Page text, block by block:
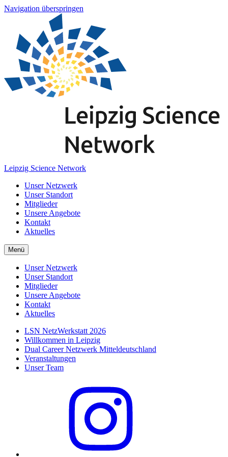
Navigation überspringen
Leipzig Science Network
Unser Netzwerk
Unser Standort
Mitglieder
Unsere Angebote
Kontakt
Aktuelles
Menü
Unser Netzwerk
Unser Standort
Mitglieder
Unsere Angebote
Kontakt
Aktuelles
LSN NetzWerkstatt 2026
Willkommen in Leipzig
Dual Career Netzwerk Mitteldeutschland
Veranstaltungen
Unser Team